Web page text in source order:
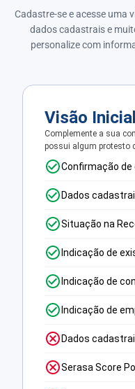
Cadastre-se e acesse uma
dados cadastrais e
personalize com
Visão Inicial
Complemente a sua
possui algum protesto
Confirmação de
Dados
Situação na
Indicação de
Indicação de
Indicação de
Dados
Serasa Score